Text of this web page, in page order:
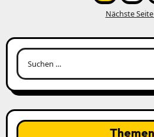
Nächste
Suchen
nach:
Themen